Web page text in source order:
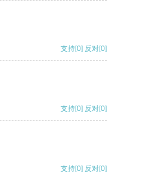
支持[0] 反对[0]
支持[0] 反对[0]
支持[0] 反对[0]